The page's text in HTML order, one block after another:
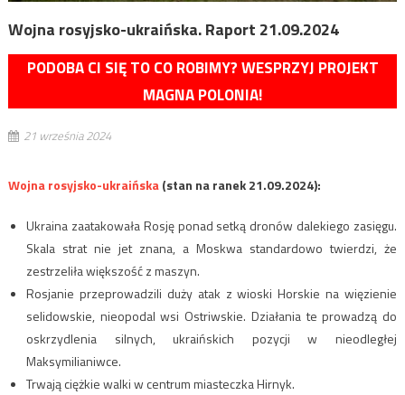
Wojna rosyjsko-ukraińska. Raport 21.09.2024
PODOBA CI SIĘ TO CO ROBIMY? WESPRZYJ PROJEKT
MAGNA POLONIA!
21 września 2024
Wojna rosyjsko-ukraińska(stan na ranek 21.09.2024):
Ukraina zaatakowała Rosję ponad setką dronów dalekiego zasięgu.
Skala strat nie jet znana, a Moskwa standardowo twierdzi, że
zestrzeliła większość z maszyn.
Rosjanie przeprowadzili duży atak z wioski Horskie na więzienie
selidowskie, nieopodal wsi Ostriwskie. Działania te prowadzą do
oskrzydlenia silnych, ukraińskich pozycji w nieodległej
Maksymilianiwce.
Trwają ciężkie walki w centrum miasteczka Hirnyk.